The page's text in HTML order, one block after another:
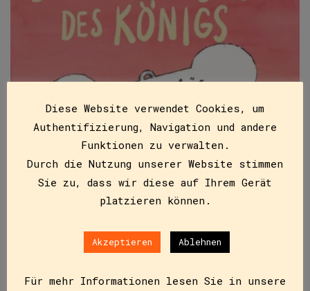
Diese Website verwendet Cookies, um
Authentifizierung, Navigation und andere
Funktionen zu verwalten.
Durch die Nutzung unserer Website stimmen
Sie zu, dass wir diese auf Ihrem Gerät
platzieren können.
Akzeptieren Ablehnen
Für mehr Informationen lesen Sie in unsere